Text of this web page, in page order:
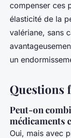
compenser ces
élasticité de la
valériane, sans
un
Questions
Peut-on
médicaments
Oui, mais avec